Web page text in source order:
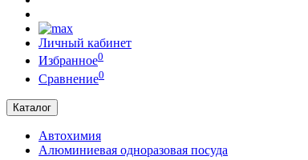
Личный кабинет
Избранное0
Сравнение0
Каталог
Автохимия
Алюминиевая одноразовая посуда